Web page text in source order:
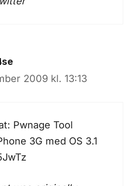
2009 kl. 13:13
Pwnage Tool
3G med OS 3.1